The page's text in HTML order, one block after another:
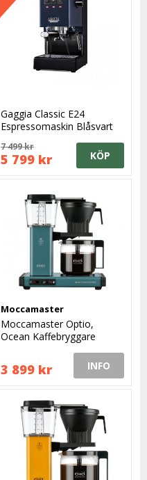
Gaggia Classic E24
Espressomaskin Blåsvart
7 499 kr
5 799 kr KÖP
Moccamaster
Moccamaster Optio,
Ocean Kaffebryggare
3 899 kr INFO